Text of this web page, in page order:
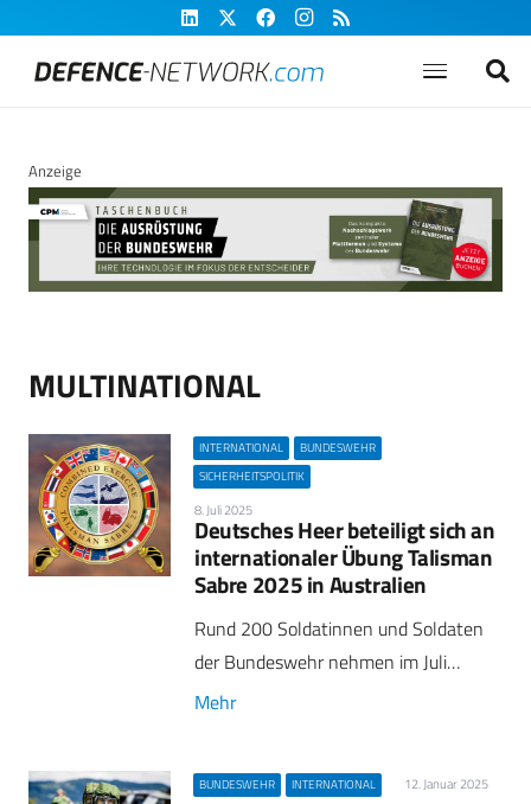
Anzeige
MULTINATIONAL
INTERNATIONAL
BUNDESWEHR
SICHERHEITSPOLITIK
8. Juli 2025
Deutsches Heer beteiligt sich an
internationaler Übung Talisman
Sabre 2025 in Australien
Rund 200 Soldatinnen und Soldaten
der Bundeswehr nehmen im Juli…
Mehr
BUNDESWEHR INTERNATIONAL 12. Januar 2025